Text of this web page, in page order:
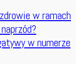
w ramach
w numerze